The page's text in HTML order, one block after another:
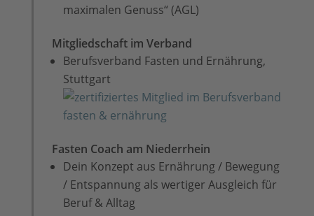
maximalen Genuss“ (AGL)
Mitgliedschaft im Verband
Berufsverband Fasten und Ernährung,
Stuttgart
Fasten Coach am Niederrhein
Dein Konzept aus Ernährung / Bewegung
/ Entspannung als wertiger Ausgleich für
Beruf & Alltag